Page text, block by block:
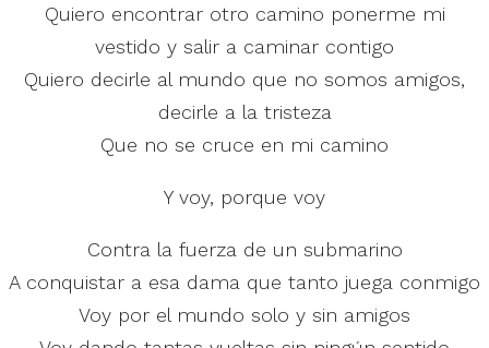
Quiero encontrar otro camino ponerme mi
vestido y salir a caminar contigo
Quiero decirle al mundo que no somos amigos,
decirle a la tristeza
Que no se cruce en mi camino
Y voy, porque voy
Contra la fuerza de un submarino
A conquistar a esa dama que tanto juega conmigo
Voy por el mundo solo y sin amigos